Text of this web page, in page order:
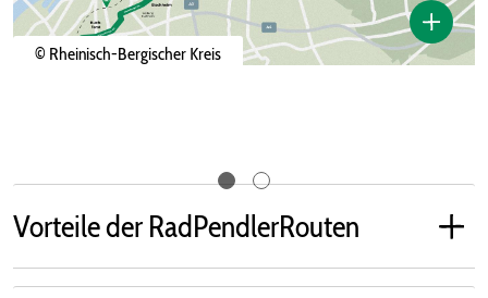
© Rheinisch-Bergischer Kreis
Vorteile der RadPendlerRouten